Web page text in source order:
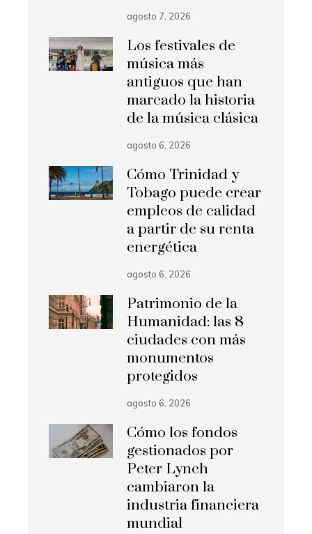
agosto 7, 2026
Los festivales de
música más
antiguos que han
marcado la historia
de la música clásica
agosto 6, 2026
Cómo Trinidad y
Tobago puede crear
empleos de calidad
a partir de su renta
energética
agosto 6, 2026
Patrimonio de la
Humanidad: las 8
ciudades con más
monumentos
protegidos
agosto 6, 2026
Cómo los fondos
gestionados por
Peter Lynch
cambiaron la
industria financiera
mundial